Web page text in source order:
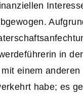
in der
einem anderen
habe; es